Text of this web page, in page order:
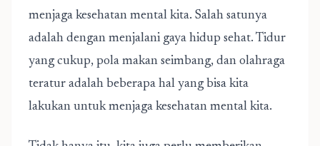
menjaga kesehatan mental kita. Salah satunya
adalah dengan menjalani gaya hidup sehat. Tidur
yang cukup, pola makan seimbang, dan olahraga
teratur adalah beberapa hal yang bisa kita
lakukan untuk menjaga kesehatan mental kita.